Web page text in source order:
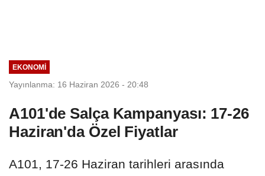
EKONOMI
Yayınlanma: 16 Haziran 2026 - 20:48
A101'de Salça Kampanyası: 17-26
Haziran'da Özel Fiyatlar
A101, 17-26 Haziran tarihleri arasında